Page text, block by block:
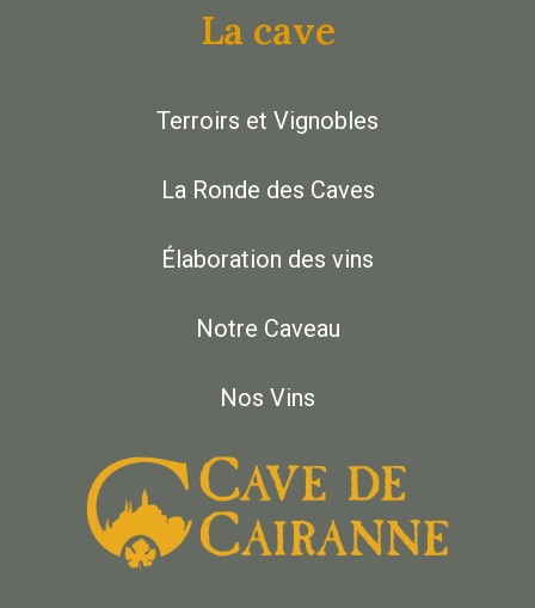
La cave
Terroirs et Vignobles
La Ronde des Caves
Élaboration des vins
Notre Caveau
Nos Vins